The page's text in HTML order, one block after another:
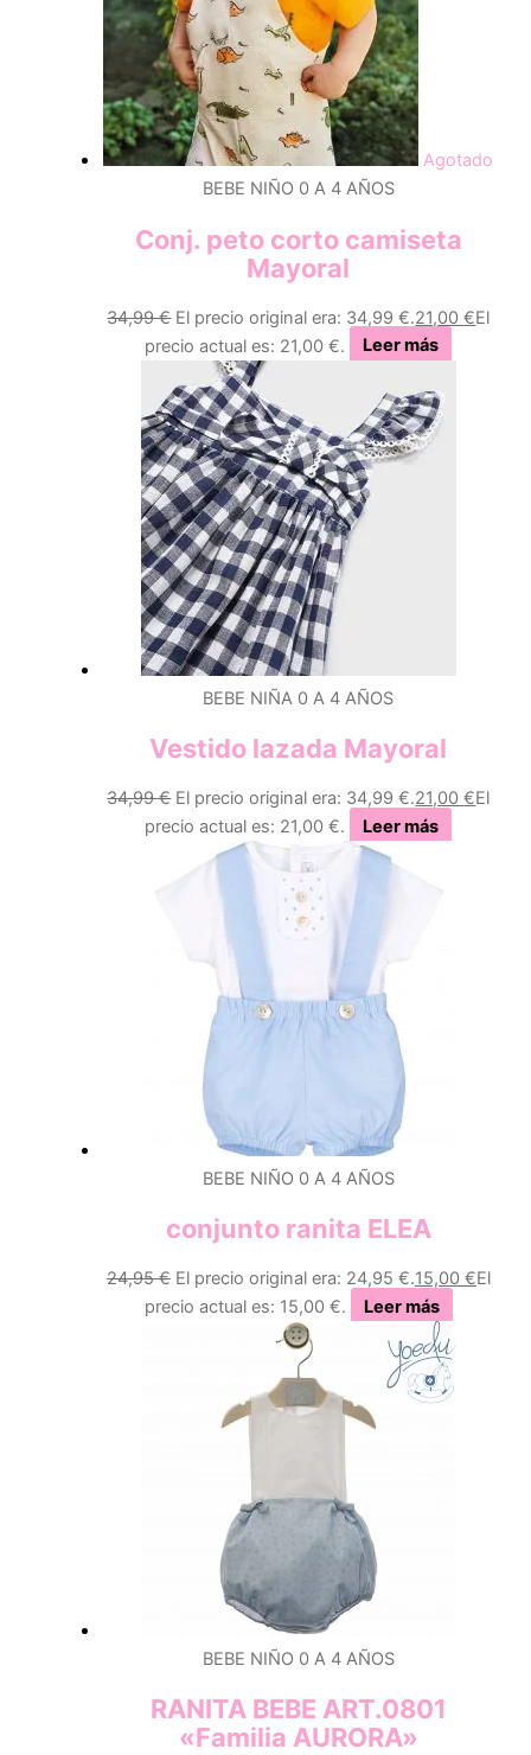
Agotado
BEBE NIÑO 0 A 4 AÑOS
Conj. peto corto camiseta
Mayoral
34,99€ El precio original era: 34,99 €.21,00€El
precio actual es: 21,00 €.
Leer más
BEBE NIÑA 0 A 4 AÑOS
Vestido lazada Mayoral
34,99€ El precio original era: 34,99 €.21,00€El
precio actual es: 21,00 €.
Leer más
BEBE NIÑO 0 A 4 AÑOS
conjunto ranita ELEA
24,95€ El precio original era: 24,95 €.15,00 €El
precio actual es: 15,00 €.
Leer más
BEBE NIÑO 0 A 4 AÑOS
RANITA BEBE ART.0801
«Familia AURORA»